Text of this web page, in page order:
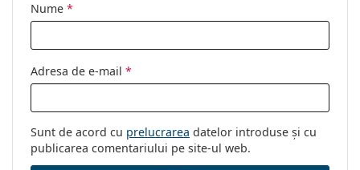
Nume *
Adresa de e-mail *
Sunt de acord cu prelucrarea datelor introduse și cu
publicarea comentariului pe site-ul web.